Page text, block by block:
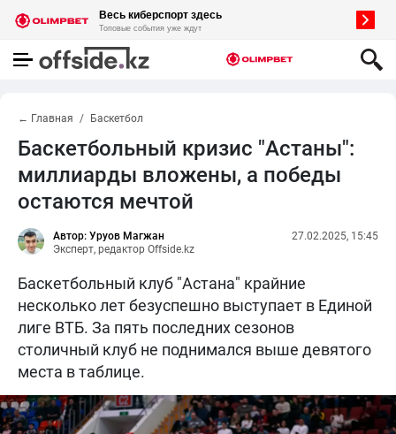
← Главная Баскетбол
Баскетбольный кризис "Астаны":
миллиарды вложены, а победы
остаются мечтой
Автор: Уруов Магжан
Эксперт, редактор Offside.kz
27.02.2025, 15:45
Баскетбольный клуб "Астана" крайние
несколько лет безуспешно выступает в Единой
лиге ВТБ. За пять последних сезонов
столичный клуб не поднимался выше девятого
места в таблице.